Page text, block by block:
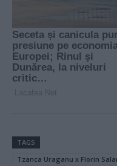
TAGS
Tzanca Uraganu x Florin